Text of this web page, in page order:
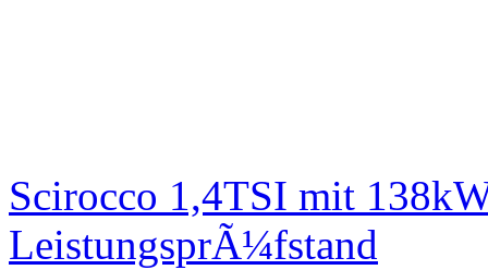
Scirocco 1,4TSI mit
LeistungsprÃ¼fstand